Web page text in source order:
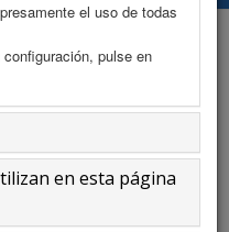
el uso de todas
pulse en
en esta página